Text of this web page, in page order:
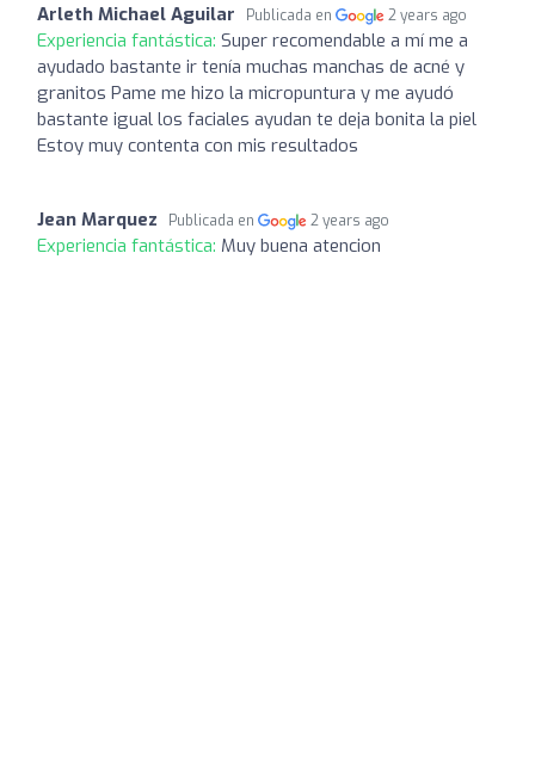
Arleth Michael Aguilar Publicada en 2 years ago
Experiencia fantástica: Super recomendable a mí me a
ayudado bastante ir tenía muchas manchas de acné y
granitos Pame me hizo la micropuntura y me ayudó
bastante igual los faciales ayudan te deja bonita la piel
Estoy muy contenta con mis resultados
Jean Marquez Publicada en 2 years ago
Experiencia fantástica: Muy buena atencion